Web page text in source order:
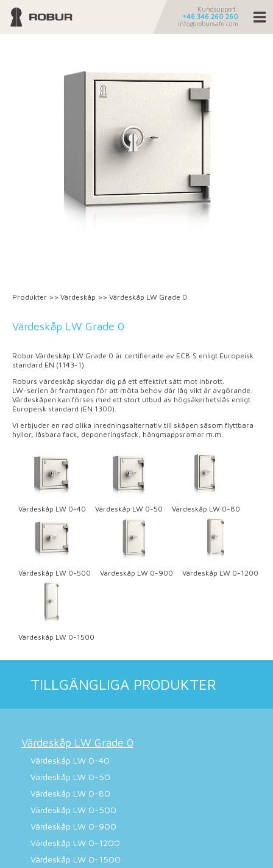
Kundsupport:
+46 346 260 260
info@robursafe.com
Produkter >> Värdeskåp >> Värdeskåp LW Grade 0
Värdeskåp LW Grade 0
Robur Värdeskåp LW Grade 0 är certifierade av ECB·S enligt Europeisk
standard EN (1143-1).
Roburs värdeskåp skyddar dig på ett effektivt sätt mot inbrott.
LW-serien är framtagen för att möta behov där låg vikt är avgörande.
Värdeskåpen kan förses med ett stort utbud av högsäkerhetslås enligt
Europeisk standard (EN 1300).
Vi erbjuder en rad olika inredningsalternativ till skåpen såsom flyttbara
hyllor, låsbara fack, deponeringsfack, hängmappsramar m.m.
Värdeskåp LW 0-40 Värdeskåp LW 0-50 Värdeskåp LW 0-80
Värdeskåp LW 0-500 Värdeskåp LW 0-900 Värdeskåp LW 0-1200
Värdeskåp LW 0-1500
TILLGÄNGLIGA PRODUKTER
Värdeskåp LW Grade 0
Värdeskåp LW 0-40
Värdeskåp LW 0-50
Värdeskåp LW 0-80
Värdeskåp LW 0-500
Värdeskåp LW 0-900
Värdeskåp LW 0-1200
Värdeskåp LW 0-1500